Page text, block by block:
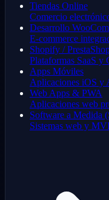
Tiendas Online
Comercio
Desarrollo
E-commerce
Shopify /
Plataformas SaaS y
Apps Móviles
Aplicaciones iOS y
Web Apps & PWA
Aplicaciones web
Software a Medida
Sistemas web y